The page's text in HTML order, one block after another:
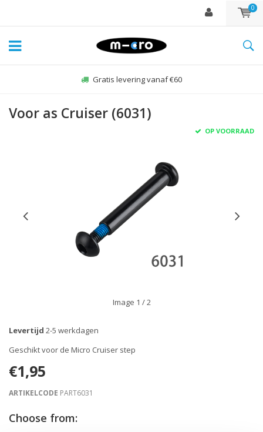
0
Gratis levering vanaf €60
Voor as Cruiser (6031)
OP VOORRAAD
Image 1 / 2
Levertijd 2-5 werkdagen
Geschikt voor de Micro Cruiser step
€1,95
ARTIKELCODE PART6031
Choose from: